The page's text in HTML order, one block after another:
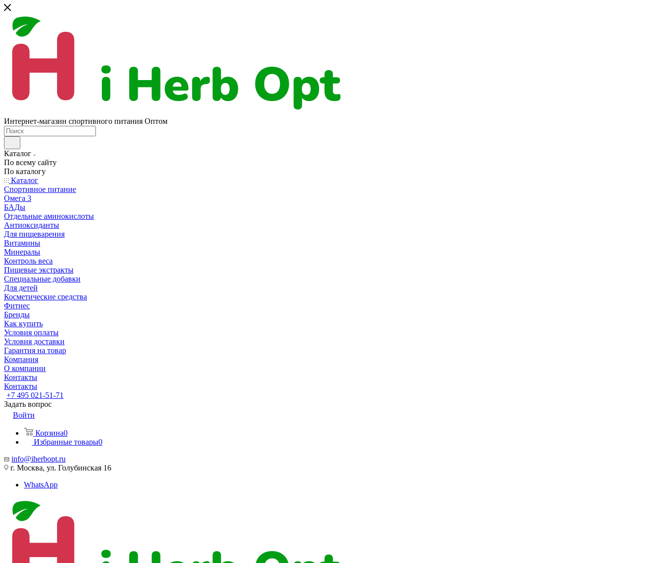
Интернет-магазин спортивного питания Оптом
Каталог
По всему сайту
По каталогу
Каталог
Спортивное питание
Омега 3
БАДы
Отдельные аминокислоты
Антиоксиданты
Для пищеварения
Витамины
Минералы
Контроль веса
Пищевые экстракты
Специальные добавки
Для детей
Косметические средства
Фитнес
Бренды
Как купить
Условия оплаты
Условия доставки
Гарантия на товар
Компания
О компании
Контакты
Контакты
+7 495 021-51-71
Задать вопрос
Войти
Корзина0
Избранные товары0
info@iherbopt.ru
г. Москва, ул. Голубинская 16
WhatsApp